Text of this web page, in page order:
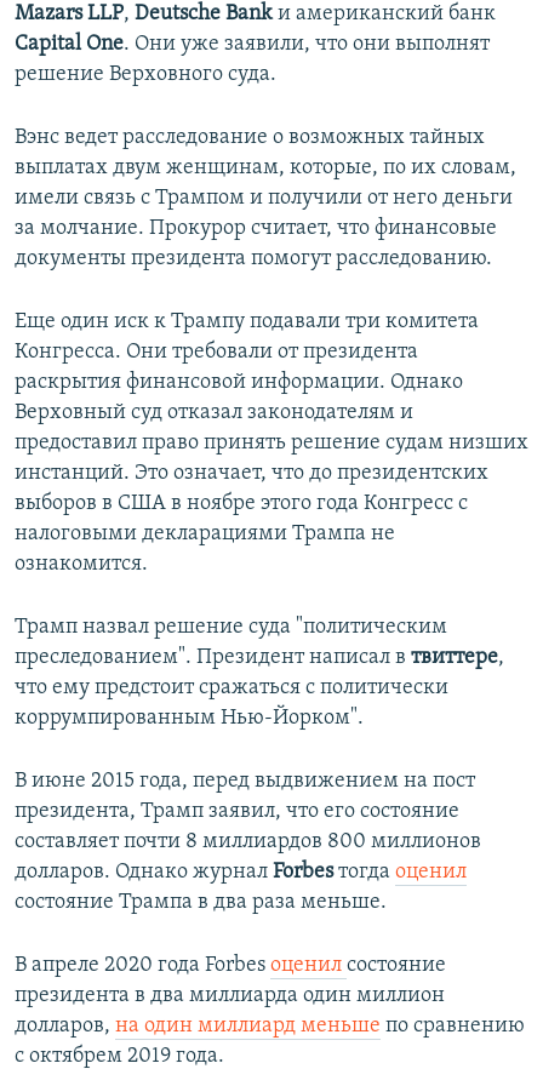
Mazars LLP, Deutsche Bankи американский банк
Capital One. Они уже заявили, что они выполнят
решение Верховного суда.
Вэнс ведет расследование о возможных тайных
выплатах двум женщинам, которые, по их словам,
имели связь с Трампом и получили от него деньги
за молчание. Прокурор считает, что финансовые
документы президента помогут расследованию.
Еще один иск к Трампу подавали три комитета
Конгресса. Они требовали от президента
раскрытия финансовой информации. Однако
Верховный суд отказал законодателям и
предоставил право принять решение судам низших
инстанций. Это означает, что до президентских
выборов в США в ноябре этого года Конгресс с
налоговыми декларациями Трампа не
ознакомится.​
Трамп назвал решение суда "политическим
преследованием". Президент написал в твиттере,
что ему предстоит сражаться с политически
коррумпированным Нью-Йорком".
В июне 2015 года, перед выдвижением на пост
президента, Трамп заявил, что его состояние
составляет почти 8 миллиардов 800 миллионов
долларов. Однако журнал Forbesтогда оценил
состояние Трампа в два раза меньше.​
В апреле 2020 года Forbes оценил состояние
президента в два миллиарда один миллион
долларов, на один миллиард меньше по сравнению
с октябрем 2019 года.